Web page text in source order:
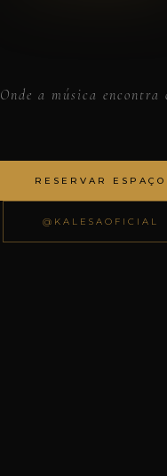
Onde a música encontra
RESERVAR ESPAÇO
@KALESAOFICIAL